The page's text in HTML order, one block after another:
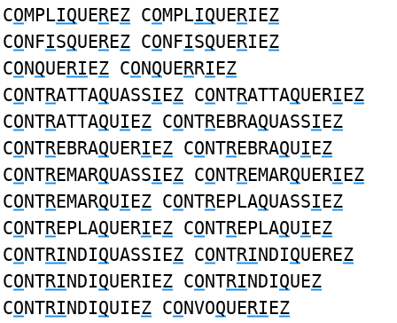
COMPLIQUEREZ COMPLIQUERIEZ
CONFISQUEREZ CONFISQUERIEZ
CONQUERIEZ CONQUERRIEZ
CONTRATTAQUASSIEZ CONTRATTAQUERIEZ
CONTRATTAQUIEZ CONTREBRAQUASSIEZ
CONTREBRAQUERIEZ CONTREBRAQUIEZ
CONTREMARQUASSIEZ CONTREMARQUERIEZ
CONTREMARQUIEZ CONTREPLAQUASSIEZ
CONTREPLAQUERIEZ CONTREPLAQUIEZ
CONTRINDIQUASSIEZ CONTRINDIQUEREZ
CONTRINDIQUERIEZ CONTRINDIQUEZ
CONTRINDIQUIEZ CONVOQUERIEZ